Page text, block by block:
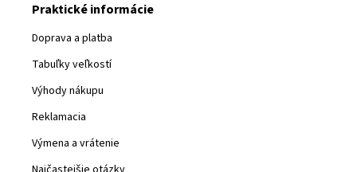
Praktické informácie
Doprava a platba
Tabuľky veľkostí
Výhody nákupu
Reklamacia
Výmena a vrátenie